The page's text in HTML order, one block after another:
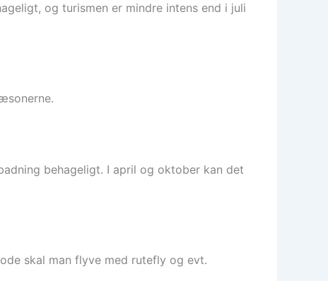
og turismen er mindre intens end i juli
behageligt. I april og oktober kan det
skal man flyve med rutefly og evt.